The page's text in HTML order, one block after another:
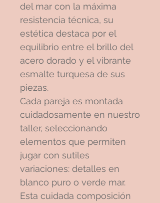
del mar con la máxima
resistencia técnica, su
estética destaca por el
equilibrio entre el brillo del
acero dorado y el vibrante
esmalte turquesa de sus
piezas.
Cada pareja es montada
cuidadosamente en nuestro
taller, seleccionando
elementos que permiten
jugar con sutiles
variaciones: detalles en
blanco puro o verde mar.
Esta cuidada composición